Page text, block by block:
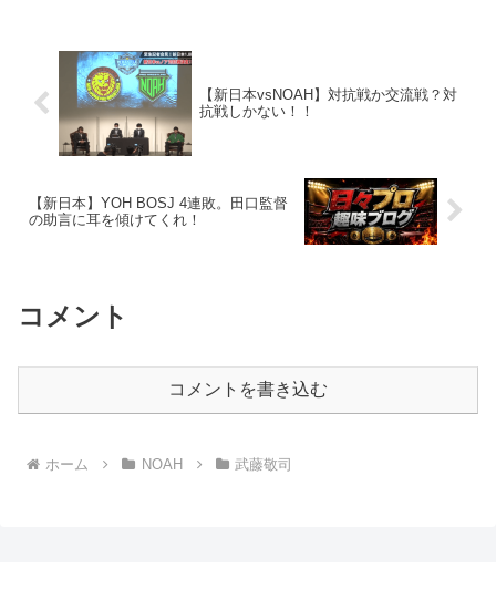
【新日本vsNOAH】対抗戦か交流戦？対
抗戦しかない！！
【新日本】YOH BOSJ 4連敗。田口監督
の助言に耳を傾けてくれ！
コメント
コメントを書き込む
ホーム NOAH 武藤敬司